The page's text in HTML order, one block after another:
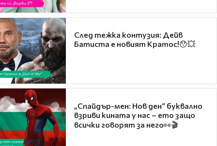
След тежка контузия: Дейв
Батиста е новият Кратос!😯💥
„Спайдър-мен: Нов ден“ буквално
взриви кината у нас – ето защо
всички говорят за него👀🎬